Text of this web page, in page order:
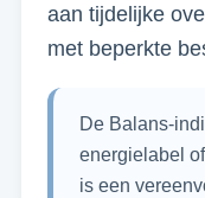
aan tijdelijke
met beperkte
De Balans-
energielabel
is een